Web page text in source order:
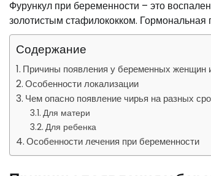
Фурункул при беременности – это
золотистым стафилококком.
Содержание
Причины появления у беременных женщин
Особенности локализации
Чем опасно появление чирья на разных
Для матери
Для ребенка
Особенности лечения при беременности